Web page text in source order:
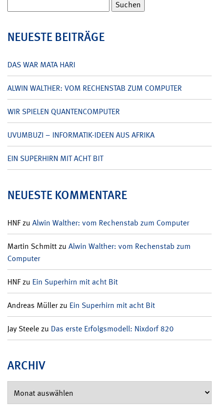
nach:
NEUESTE BEITRÄGE
DAS WAR MATA HARI
ALWIN WALTHER: VOM RECHENSTAB ZUM COMPUTER
WIR SPIELEN QUANTENCOMPUTER
UVUMBUZI – INFORMATIK-IDEEN AUS AFRIKA
EIN SUPERHIRN MIT ACHT BIT
NEUESTE KOMMENTARE
HNFzu Alwin Walther: vom Rechenstab zum Computer
Martin Schmittzu Alwin Walther: vom Rechenstab zum
Computer
HNFzu Ein Superhirn mit acht Bit
Andreas Müllerzu Ein Superhirn mit acht Bit
Jay Steelezu Das erste Erfolgsmodell: Nixdorf 820
ARCHIV